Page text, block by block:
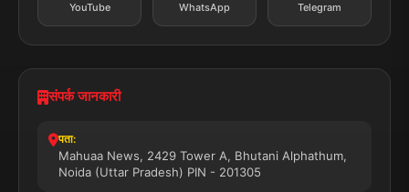
YouTube WhatsApp Telegram
संपर्क जानकारी
पता:
Mahuaa News, 2429 Tower A, Bhutani Alphathum,
Noida (Uttar Pradesh) PIN - 201305